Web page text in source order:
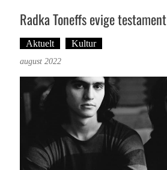
Radka Toneffs evige testament
Aktuelt Kultur
august 2022